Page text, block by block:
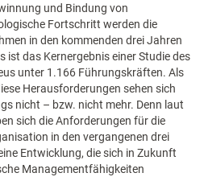
und Bindung von
Fortschritt werden die
in den kommenden drei Jahren
ist das Kernergebnis einer Studie des
unter 1.166 Führungskräften. Als
Herausforderungen sehen sich
nicht – bzw. nicht mehr. Denn laut
sich die Anforderungen für die
in den vergangenen drei
Entwicklung, die sich in Zukunft
Managementfähigkeiten